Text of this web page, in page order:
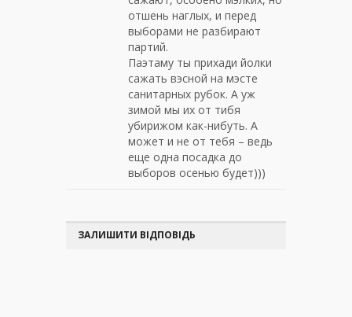
отшень наглых, и перед
выборами не разбирают
партий.
Паэтаму ты прихади йолки
сажать вэсной на мэсте
санитарных рубок. А уж
зимой мы их от тибя
убирижом как-нибуть. А
может и не от тебя – ведь
еще одна посадка до
выборов осенью будет)))
ЗАЛИШИТИ ВІДПОВІДЬ